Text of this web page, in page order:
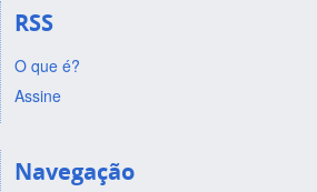
RSS
O que é?
Assine
Navegação